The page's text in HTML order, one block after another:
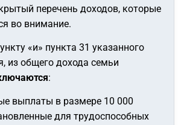
перечень доходов, которые
во внимание.
«и» пункта 31 указанного
из общего дохода семьи
:
выплаты в размере 10 000
для трудоспособных